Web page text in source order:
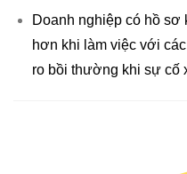
Doanh nghiệp có hồ sơ
hơn khi làm việc với
ro bồi thường khi sự cố